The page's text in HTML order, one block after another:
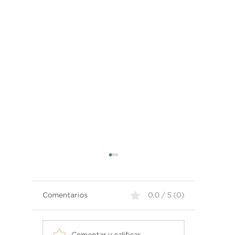
Comentarios 0.0 / 5 (0)